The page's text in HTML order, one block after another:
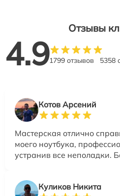
Отзывы
4.91799 отзывов 5358
Котов Арсений
Мастерская отлично
моего ноутбука,
устранив все неполадки.
Куликов Никита